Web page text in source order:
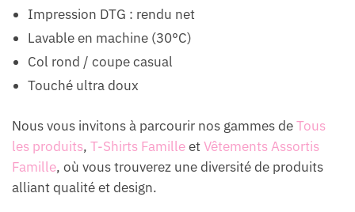
Impression DTG : rendu net
Lavable en machine (30°C)
Col rond / coupe casual
Touché ultra doux
Nous vous invitons à parcourir nos gammes deTous
les produits, T-Shirts FamilleetVêtements Assortis
Famille, où vous trouverez une diversité de produits
alliant qualité et design.